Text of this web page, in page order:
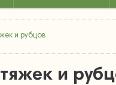
и рубцов
и